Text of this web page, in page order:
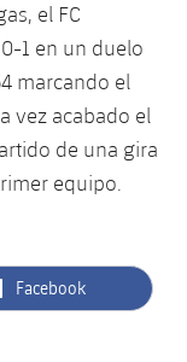
el FC
1 en un duelo
marcando el
vez acabado el
de una gira
equipo.
label.aria.facebook
Facebook